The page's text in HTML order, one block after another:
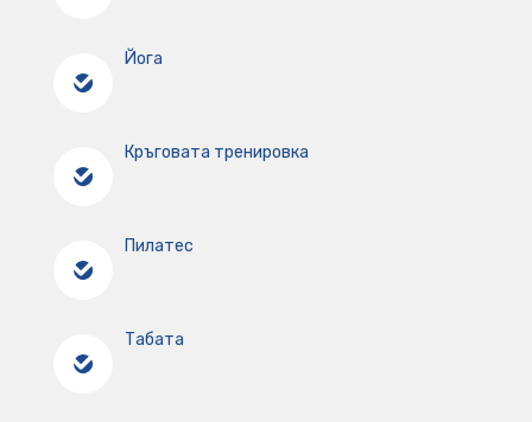
Йога
Кръговата тренировка
Пилатес
Табата